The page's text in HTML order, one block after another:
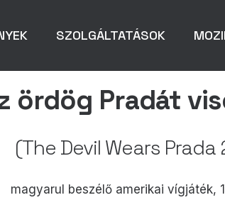
SZOLGÁLTATÁSOK
ördög Pradát
(The Devil Wears Prada
magyarul beszélő amerikai vígjáték,